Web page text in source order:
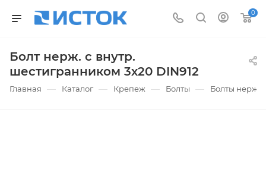
0
Болт нерж. с внутр.
шестигранником 3х20 DIN912
Главная — Каталог — Крепеж — Болты — Болты